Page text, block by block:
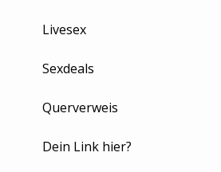
Livesex
Sexdeals
Querverweis
Dein Link hier?